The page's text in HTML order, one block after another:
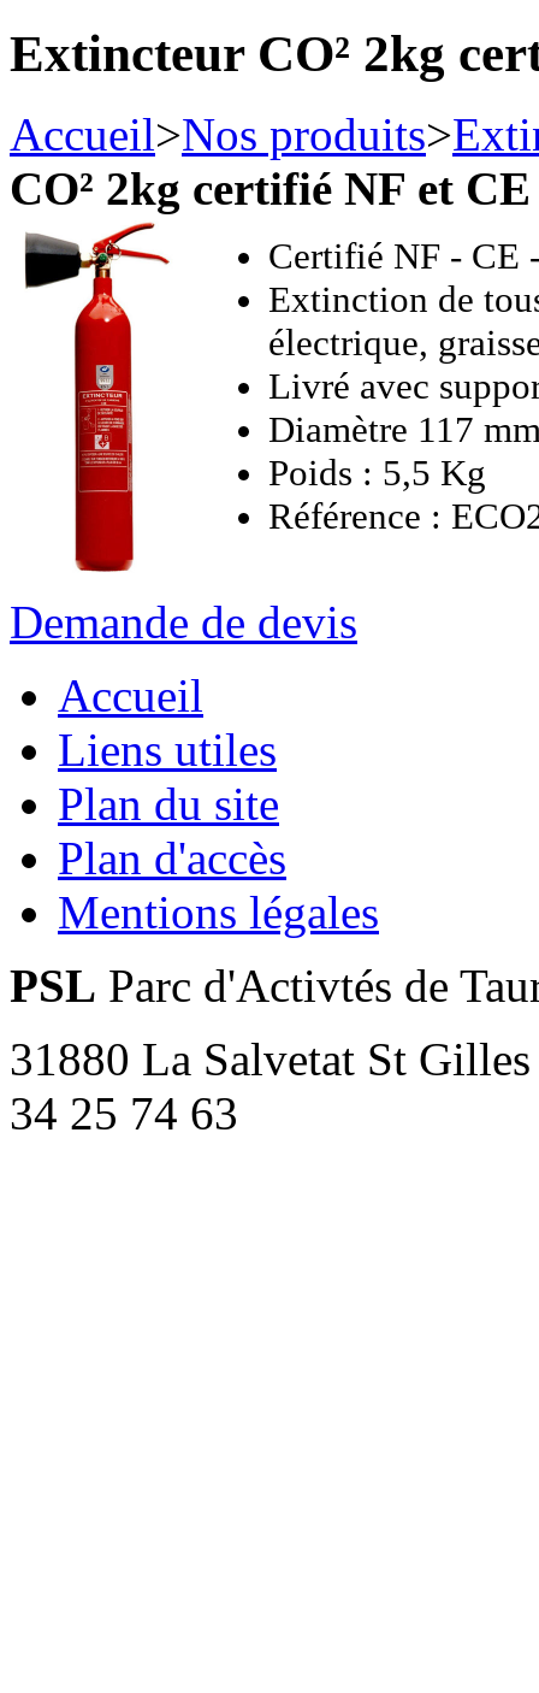
Extincteur CO² 2kg
Accueil>Nos produits>
CO² 2kg certifié NF et CE
Certifié NF - CE
Extinction de
électrique,
Livré avec
Diamètre 117
Poids : 5,5 Kg
Référence :
Demande de devis
Accueil
Liens utiles
Plan du site
Plan d'accès
Mentions légales
PSL Parc d'Activtés de
31880 La Salvetat St
34 25 74 63